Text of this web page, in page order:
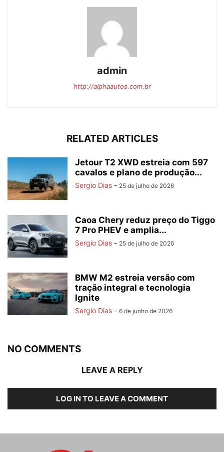
admin
http://alphaautos.com.br
RELATED ARTICLES
Jetour T2 XWD estreia com 597
cavalos e plano de produção...
Sergio Dias - 25 de julho de 2026
Caoa Chery reduz preço do Tiggo
7 Pro PHEV e amplia...
Sergio Dias - 25 de julho de 2026
BMW M2 estreia versão com
tração integral e tecnologia
Ignite
Sergio Dias - 6 de junho de 2026
NO COMMENTS
LEAVE A REPLY
LOG IN TO LEAVE A COMMENT